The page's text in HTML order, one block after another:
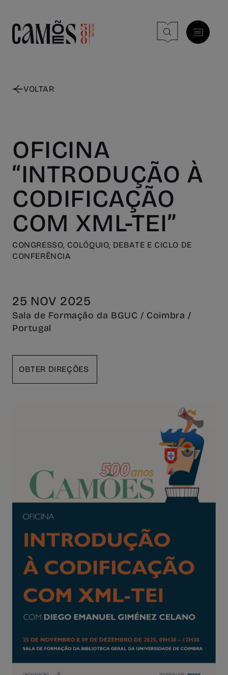
VOLTAR
OFICINA
“INTRODUÇÃO À
CODIFICAÇÃO
COM XML-TEI”
CONGRESSO, COLÓQUIO, DEBATE E CICLO DE
CONFERÊNCIA
25 NOV 2025
Sala de Formação da BGUC / Coimbra /
Portugal
OBTER DIREÇÕES